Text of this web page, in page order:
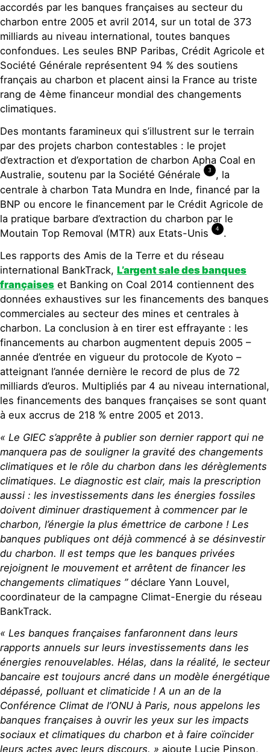
accordés par les banques françaises au secteur du
charbon entre 2005 et avril 2014, sur un total de 373
milliards au niveau international, toutes banques
confondues. Les seules BNP Paribas, Crédit Agricole et
Société Générale représentent 94 % des soutiens
français au charbon et placent ainsi la France au triste
rang de 4ème financeur mondial des changements
climatiques.
Des montants faramineux qui s’illustrent sur le terrain
par des projets charbon contestables : le projet
d’extraction et d’exportation de charbon Apha Coal en
Australie, soutenu par la Société Générale
3
, la
centrale à charbon Tata Mundra en Inde, financé par la
BNP ou encore le financement par le Crédit Agricole de
la pratique barbare d’extraction du charbon par le
Moutain Top Removal (MTR) aux Etats-Unis
4
.
Les rapports des Amis de la Terre et du réseau
international BankTrack, L’argent sale des banques
françaises et Banking on Coal 2014 contiennent des
données exhaustives sur les financements des banques
commerciales au secteur des mines et centrales à
charbon. La conclusion à en tirer est effrayante : les
financements au charbon augmentent depuis 2005 –
année d’entrée en vigueur du protocole de Kyoto –
atteignant l’année dernière le record de plus de 72
milliards d’euros. Multipliés par 4 au niveau international,
les financements des banques françaises se sont quant
à eux accrus de 218 % entre 2005 et 2013.
« Le GIEC s’apprête à publier son dernier rapport qui ne
manquera pas de souligner la gravité des changements
climatiques et le rôle du charbon dans les dérèglements
climatiques. Le diagnostic est clair, mais la prescription
aussi : les investissements dans les énergies fossiles
doivent diminuer drastiquement à commencer par le
charbon, l’énergie la plus émettrice de carbone ! Les
banques publiques ont déjà commencé à se désinvestir
du charbon. Il est temps que les banques privées
rejoignent le mouvement et arrêtent de financer les
changements climatiques ” déclare Yann Louvel,
coordinateur de la campagne Climat-Energie du réseau
BankTrack.
« Les banques françaises fanfaronnent dans leurs
rapports annuels sur leurs investissements dans les
énergies renouvelables. Hélas, dans la réalité, le secteur
bancaire est toujours ancré dans un modèle énergétique
dépassé, polluant et climaticide ! A un an de la
Conférence Climat de l’ONU à Paris, nous appelons les
banques françaises à ouvrir les yeux sur les impacts
sociaux et climatiques du charbon et à faire coïncider
leurs actes avec leurs discours. » ajoute Lucie Pinson,